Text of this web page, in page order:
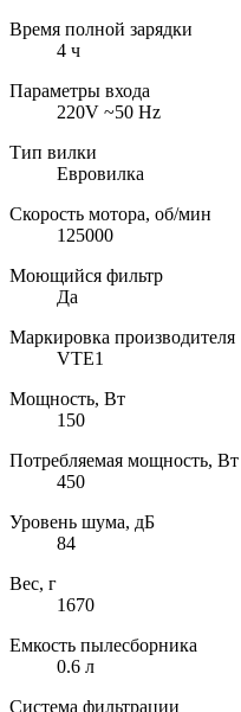
Время полной зарядки
4 ч
Параметры входа
220V ~50 Hz
Тип вилки
Евровилка
Скорость мотора, об/мин
125000
Моющийся фильтр
Да
Маркировка производителя
VTE1
Мощность, Вт
150
Потребляемая мощность, Вт
450
Уровень шума, дБ
84
Вес, г
1670
Емкость пылесборника
0.6 л
Система фильтрации